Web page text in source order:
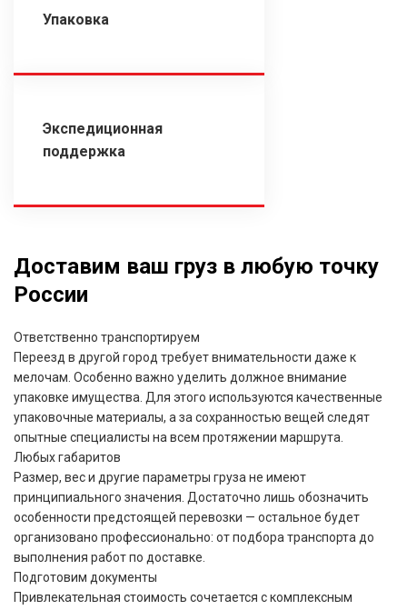
Упаковка
Экспедиционная
поддержка
Доставим ваш груз в любую точку
России
Ответственно транспортируем
Переезд в другой город требует внимательности даже к
мелочам. Особенно важно уделить должное внимание
упаковке имущества. Для этого используются качественные
упаковочные материалы, а за сохранностью вещей следят
опытные специалисты на всем протяжении маршрута.
Любых габаритов
Размер, вес и другие параметры груза не имеют
принципиального значения. Достаточно лишь обозначить
особенности предстоящей перевозки — остальное будет
организовано профессионально: от подбора транспорта до
выполнения работ по доставке.
Подготовим документы
Привлекательная стоимость сочетается с комплексным